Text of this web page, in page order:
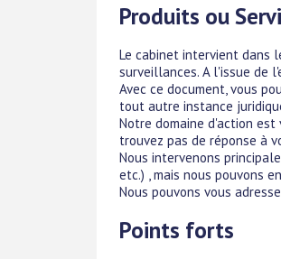
Produits ou
Le cabinet intervient dans
surveillances. A l'issue de
Avec ce document, vous
tout autre instance
Notre domaine d'action
trouvez pas de réponse à
Nous intervenons
etc.) , mais nous pouvons
Nous pouvons vous
Points forts